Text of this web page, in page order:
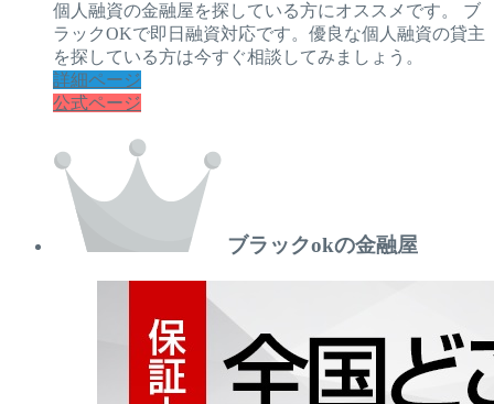
個人融資の金融屋を探している方にオススメです。 ブ
ラックOKで即日融資対応です。優良な個人融資の貸主
を探している方は今すぐ相談してみましょう。
詳細ページ
公式ページ
ブラックokの金融屋